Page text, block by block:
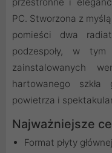
PC. Stworzona z
pomieści dwa
podzespoły, w
zainstalowanych
hartowanego szkła
powietrza i
Najważniejsze
Format płyty